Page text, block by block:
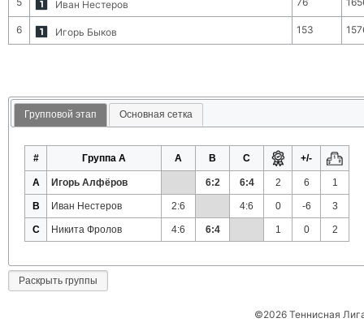
Иван Нестеров
6 Игорь Быков 153
Групповой этап Основная сетка
# Группа A A B C +/-
A Игорь Алфёров 6:2 6:4 2 6 1
B Иван Нестеров 2:6 4:6 0 -6 3
C Никита Фролов 4:6 6:4 1 0 2
Раскрыть группы
©2026 Теннисная